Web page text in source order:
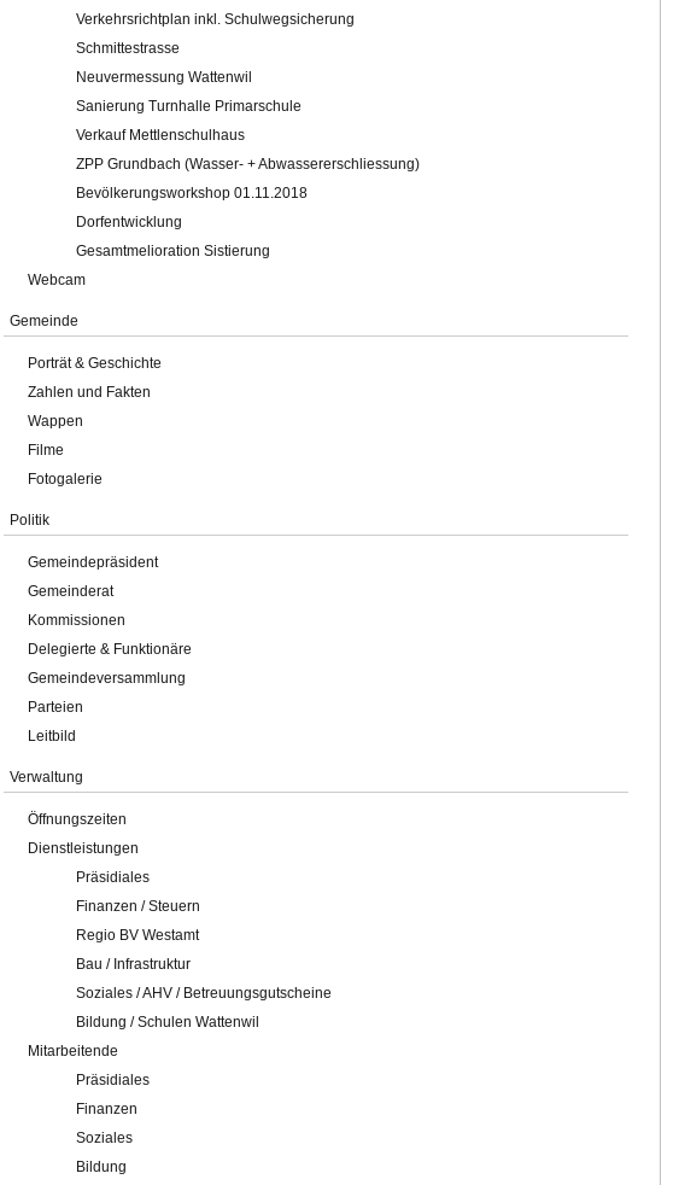
Verkehrsrichtplan inkl. Schulwegsicherung
Schmittestrasse
Neuvermessung Wattenwil
Sanierung Turnhalle Primarschule
Verkauf Mettlenschulhaus
ZPP Grundbach (Wasser- + Abwassererschliessung)
Bevölkerungsworkshop 01.11.2018
Dorfentwicklung
Gesamtmelioration Sistierung
Webcam
Gemeinde
Porträt & Geschichte
Zahlen und Fakten
Wappen
Filme
Fotogalerie
Politik
Gemeindepräsident
Gemeinderat
Kommissionen
Delegierte & Funktionäre
Gemeindeversammlung
Parteien
Leitbild
Verwaltung
Öffnungszeiten
Dienstleistungen
Präsidiales
Finanzen / Steuern
Regio BV Westamt
Bau / Infrastruktur
Soziales / AHV / Betreuungsgutscheine
Bildung / Schulen Wattenwil
Mitarbeitende
Präsidiales
Finanzen
Soziales
Bildung